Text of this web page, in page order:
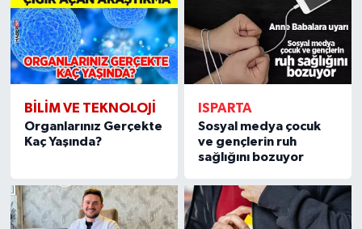
BİLİM VE TEKNOLOJİ
Organlarınız Gerçekte
Kaç Yaşında?
ISPARTA
Sosyal medya çocuk
ve gençlerin ruh
sağlığını bozuyor